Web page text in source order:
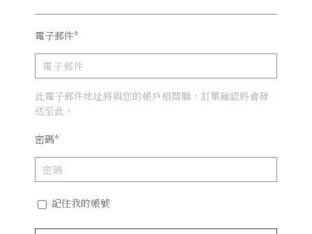
電子郵件*
此電子郵件地址將與您的帳戶相關聯，訂單確認將會發
送至此。
密碼*
記住我的帳號